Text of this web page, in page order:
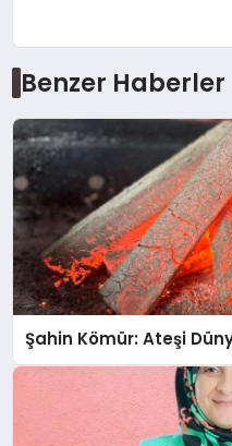
Benzer Haberler
Şahin Kömür: Ateşi